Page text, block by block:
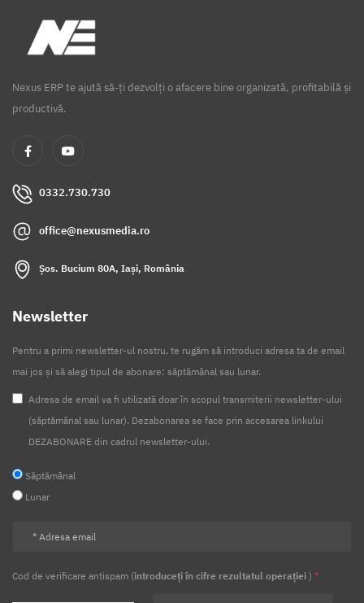
Nexus ERP te ajută să-ți dezvolți o afacere bine organizată, profitabilă și
productivă.
0332.730.730
office@nexusmedia.ro
Șos. Bucium 80A, Iași, România
Newsletter
Pentru a primi newsletter-ul nostru, te rugăm să introduci adresa ta de email
mai jos și să alegi tipul de abonare: săptămânal sau lunar.
Adresa de email va fi utilizată doar în scopul transmiterii newsletter-ului
(săptămânal sau lunar). Dezabonarea se face prin accesarea linkului
DEZABONARE din cadrul newsletter-ului.
Săptămânal
Lunar
Cod de verificare antispam (introduceți în cifre rezultatul operației ) *